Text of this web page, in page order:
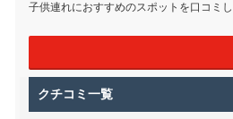
子供連れにおすすめのスポットを口コミ
クチコミ一覧